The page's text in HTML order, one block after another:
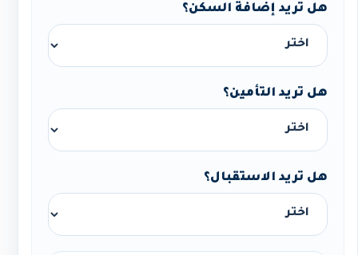
هل تريد إضافة السكن؟
هل تريد التأمين؟
هل تريد الاستقبال؟